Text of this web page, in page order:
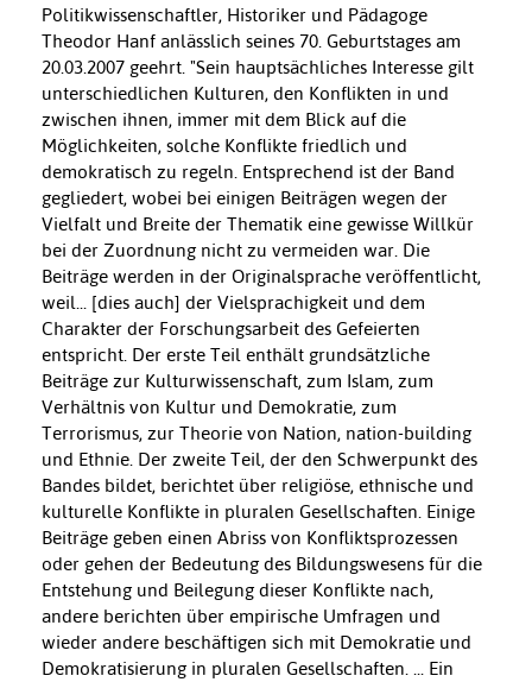
Politikwissenschaftler, Historiker und Pädagoge
Theodor Hanf anlässlich seines 70. Geburtstages am
20.03.2007 geehrt. "Sein hauptsächliches Interesse gilt
unterschiedlichen Kulturen, den Konflikten in und
zwischen ihnen, immer mit dem Blick auf die
Möglichkeiten, solche Konflikte friedlich und
demokratisch zu regeln. Entsprechend ist der Band
gegliedert, wobei bei einigen Beiträgen wegen der
Vielfalt und Breite der Thematik eine gewisse Willkür
bei der Zuordnung nicht zu vermeiden war. Die
Beiträge werden in der Originalsprache veröffentlicht,
weil... [dies auch] der Vielsprachigkeit und dem
Charakter der Forschungsarbeit des Gefeierten
entspricht. Der erste Teil enthält grundsätzliche
Beiträge zur Kulturwissenschaft, zum Islam, zum
Verhältnis von Kultur und Demokratie, zum
Terrorismus, zur Theorie von Nation, nation-building
und Ethnie. Der zweite Teil, der den Schwerpunkt des
Bandes bildet, berichtet über religiöse, ethnische und
kulturelle Konflikte in pluralen Gesellschaften. Einige
Beiträge geben einen Abriss von Konfliktsprozessen
oder gehen der Bedeutung des Bildungswesens für die
Entstehung und Beilegung dieser Konflikte nach,
andere berichten über empirische Umfragen und
wieder andere beschäftigen sich mit Demokratie und
Demokratisierung in pluralen Gesellschaften. ... Ein